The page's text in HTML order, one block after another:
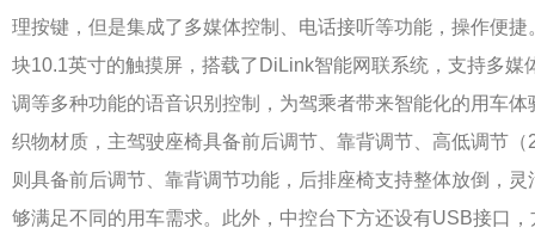
理按键，但是集成了多媒体控制、电话接听等功能，操作便捷
块10.1英寸的触摸屏，搭载了DiLink智能网联系统，支持多媒
调等多种功能的语音识别控制，为驾乘者带来智能化的用车体
织物材质，主驾驶座椅具备前后调节、靠背调节、高低调节（
则具备前后调节、靠背调节功能，后排座椅支持整体放倒，
够满足不同的用车需求。此外，中控台下方还设有USB接口